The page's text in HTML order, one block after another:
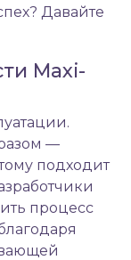
Давайте
Maxi-
—
подходит
процесс